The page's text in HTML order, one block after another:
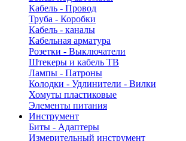
Кабель - Провод
Труба - Коробки
Кабель - каналы
Кабельная арматура
Розетки - Выключатели
Штекеры и кабель ТВ
Лампы - Патроны
Колодки - Удлинители - Вилки
Хомуты пластиковые
Элементы питания
Инструмент
Биты - Адаптеры
Измерительный инструмент